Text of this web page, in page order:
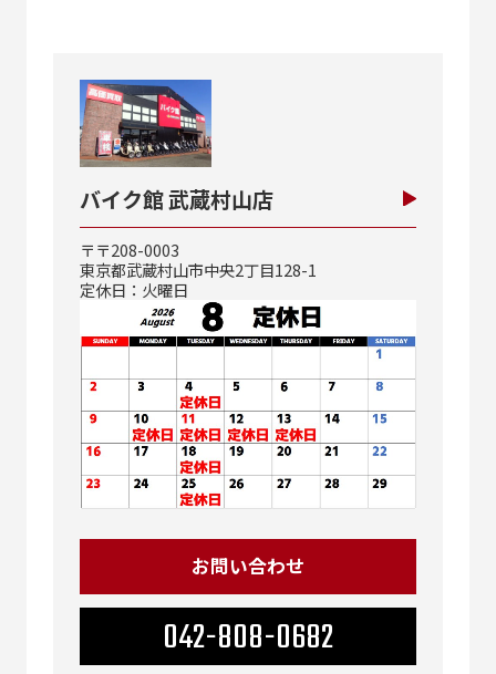
バイク館 武蔵村山店
〒〒208-0003
東京都武蔵村山市中央2丁目128-1
定休日：火曜日
お問い合わせ
042-808-0682